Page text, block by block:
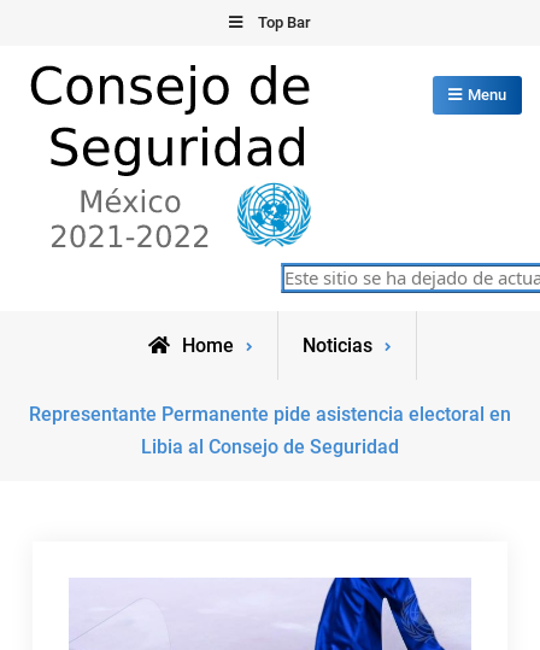
content
Top Bar
Consejo de Seguridad de las
Naciones Unidas
Menu
Este sitio se ha dejado de
Home Noticias
Representante Permanente pide asistencia electoral en
Libia al Consejo de Seguridad